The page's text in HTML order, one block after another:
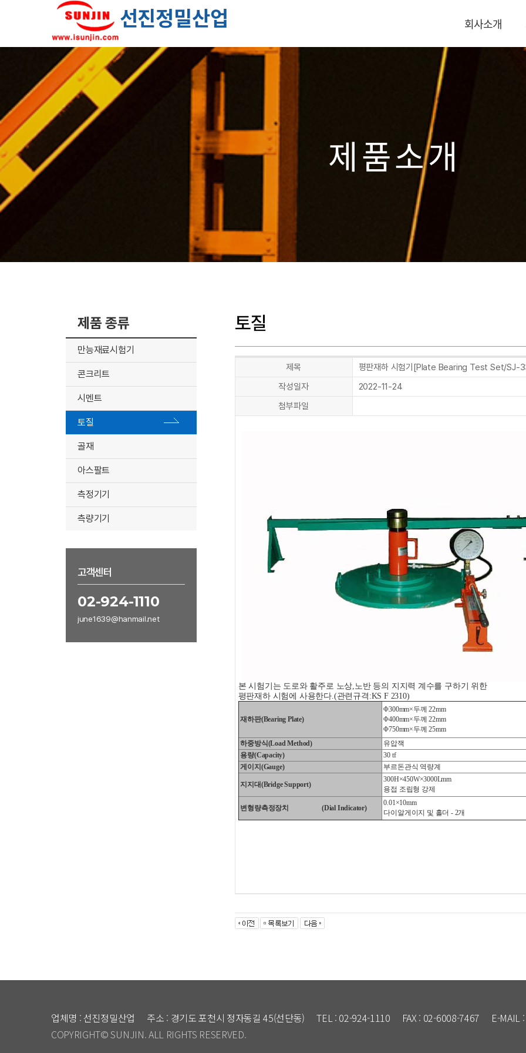
선진정밀산업 회사소개
제품소개
제품 종류
만능재료시험기
콘크리트
시멘트
토질
골재
아스팔트
측정기기
측량기기
고객센터
02-924-1110
june1639@hanmail.net
토질
제목
평판재하 시험기[Plate Bearing Test Set/SJ-
작성일자
2022-11-24
첨부파일
본 시험기는 도로와 활주로 노상,노반 등의 지지력 계수를 구하기 위한
평판재하 시험에 사용한다.(관련규격:KS F 2310)
재하판(Bearing Plate)
Φ300mm×두께 22mm
Φ400mm×두께 22mm
Φ750mm×두께 25mm
하중방식(Load Method)
유압잭
용량(Capacity)
30 tf
게이지(Gauge)
부르돈관식 역량계
지지대(Bridge Support)
300H×450W×3000Lmm
용접 조립형 강제
변형량측정장치 (Dial Indicator)
0.01×10mm
다이알게이지 및 홀더 - 2개
업체명 : 선진정밀산업 주소 : 경기도 포천시 정자동길 45(선단동) TEL : 02-924-1110 FAX : 02-6008-7467
E-MAIL
COPYRIGHT© SUNJIN. ALL RIGHTS RESERVED.